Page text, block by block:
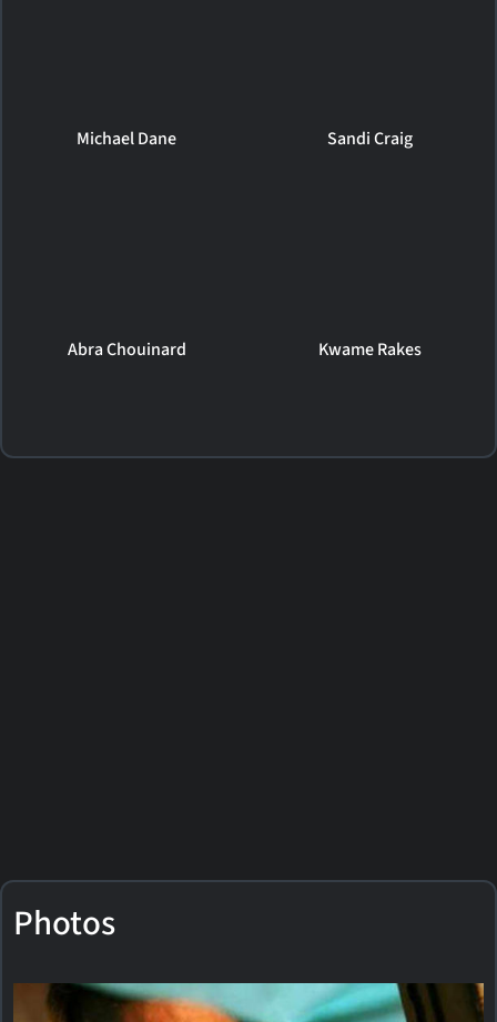
Michael Dane Sandi Craig
Abra Chouinard Kwame Rakes
Photos